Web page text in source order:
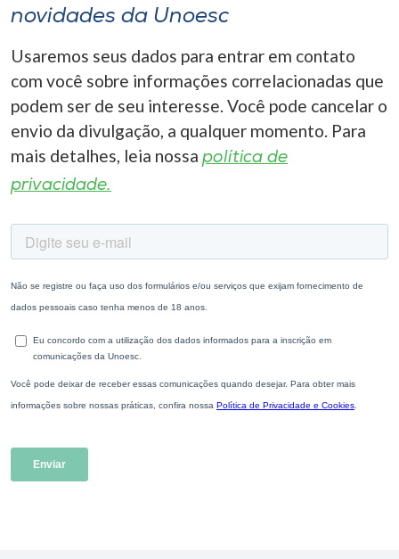
novidades da Unoesc
Usaremos seus dados para entrar em contato
com você sobre informações correlacionadas que
podem ser de seu interesse. Você pode cancelar o
envio da divulgação, a qualquer momento. Para
mais detalhes, leia nossa política de
privacidade.